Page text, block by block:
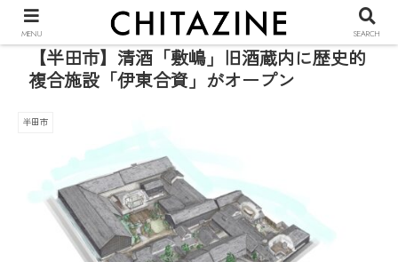
【半田市】清酒「敷嶋」旧酒蔵内に歴史的
複合施設「伊東合資」がオープン
半田市
MENU SEARCH